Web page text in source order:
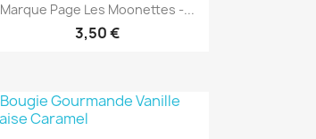
Aperçu rapide
Marque Page Les Moonettes -...
3,50 €